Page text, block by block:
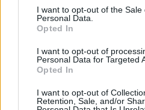
consent section.
I want to opt-out of the Sale
Personal Data.
Opted In
I want to opt-out of
Personal Data for Targeted
Opted In
I want to opt-out of
Retention, Sale, and/or
ΠΕΡΙΣΣΟΤΕΡΑ ΒΙΝΤΕΟ